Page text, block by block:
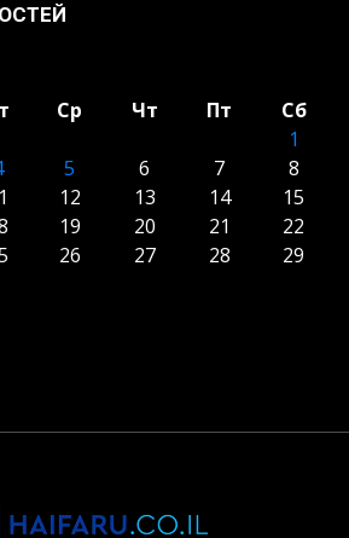
Ср Чт Пт
Сб
1
5 6 7
8
12 13 14
15
19 20 21
22
26 27 28
29